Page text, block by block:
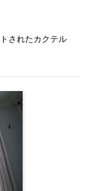
されたカクテル